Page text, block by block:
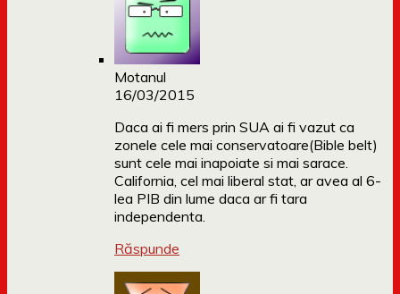
Motanul
16/03/2015
Daca ai fi mers prin SUA ai fi vazut ca
zonele cele mai conservatoare(Bible belt)
sunt cele mai inapoiate si mai sarace.
California, cel mai liberal stat, ar avea al 6-
lea PIB din lume daca ar fi tara
independenta.
Răspunde